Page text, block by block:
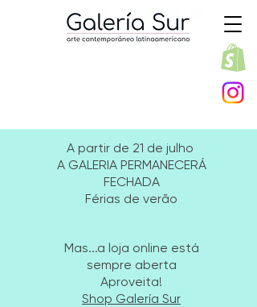
A partir de 21 de julho
A GALERIA PERMANECERÁ
FECHADA
Férias de verão
Mas...a loja online está
sempre aberta
Aproveita!
Shop Galería Sur